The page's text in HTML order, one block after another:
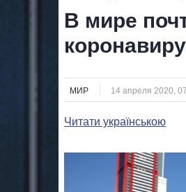
В мире
МИР 14 апреля 2020,
Читати українською